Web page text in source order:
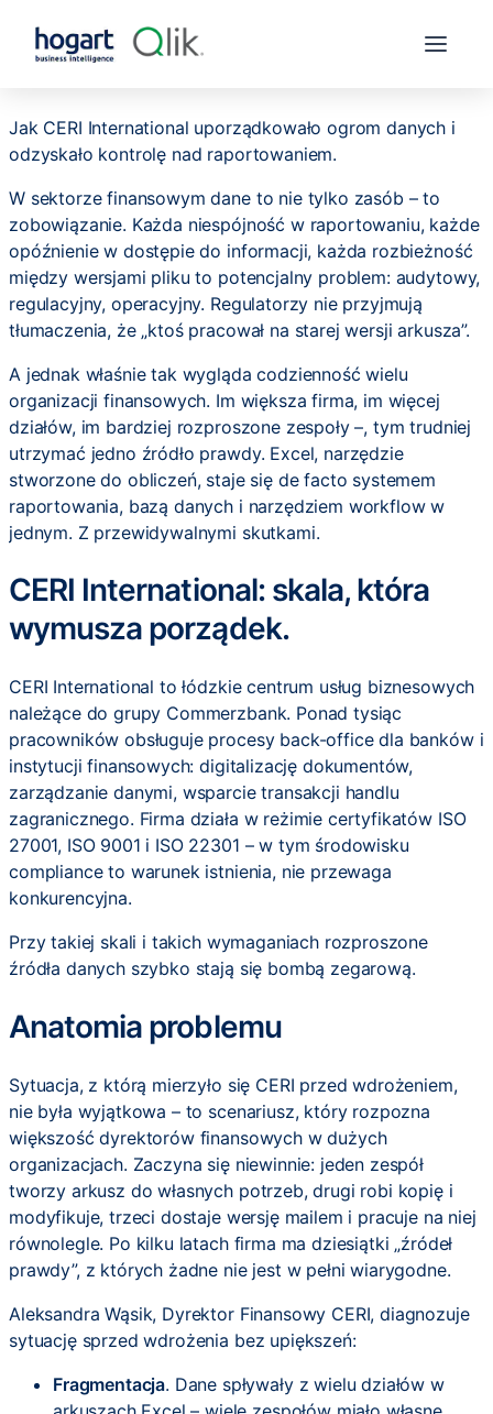
Jak CERI International uporządkowało ogrom danych i
odzyskało kontrolę nad raportowaniem.
W sektorze finansowym dane to nie tylko zasób – to
zobowiązanie. Każda niespójność w raportowaniu, każde
opóźnienie w dostępie do informacji, każda rozbieżność
między wersjami pliku to potencjalny problem: audytowy,
regulacyjny, operacyjny. Regulatorzy nie przyjmują
tłumaczenia, że „ktoś pracował na starej wersji arkusza”.
A jednak właśnie tak wygląda codzienność wielu
organizacji finansowych. Im większa firma, im więcej
działów, im bardziej rozproszone zespoły –, tym trudniej
utrzymać jedno źródło prawdy. Excel, narzędzie
stworzone do obliczeń, staje się de facto systemem
raportowania, bazą danych i narzędziem workflow w
jednym. Z przewidywalnymi skutkami.
CERI International: skala, która
wymusza porządek.
CERI International to łódzkie centrum usług biznesowych
należące do grupy Commerzbank. Ponad tysiąc
pracowników obsługuje procesy back-office dla banków i
instytucji finansowych: digitalizację dokumentów,
zarządzanie danymi, wsparcie transakcji handlu
zagranicznego. Firma działa w reżimie certyfikatów ISO
27001, ISO 9001 i ISO 22301 – w tym środowisku
compliance to warunek istnienia, nie przewaga
konkurencyjna.
Przy takiej skali i takich wymaganiach rozproszone
źródła danych szybko stają się bombą zegarową.
Anatomia problemu
Sytuacja, z którą mierzyło się CERI przed wdrożeniem,
nie była wyjątkowa – to scenariusz, który rozpozna
większość dyrektorów finansowych w dużych
organizacjach. Zaczyna się niewinnie: jeden zespół
tworzy arkusz do własnych potrzeb, drugi robi kopię i
modyfikuje, trzeci dostaje wersję mailem i pracuje na niej
równolegle. Po kilku latach firma ma dziesiątki „źródeł
prawdy”, z których żadne nie jest w pełni wiarygodne.
Aleksandra Wąsik, Dyrektor Finansowy CERI, diagnozuje
sytuację sprzed wdrożenia bez upiększeń:
Fragmentacja. Dane spływały z wielu działów w